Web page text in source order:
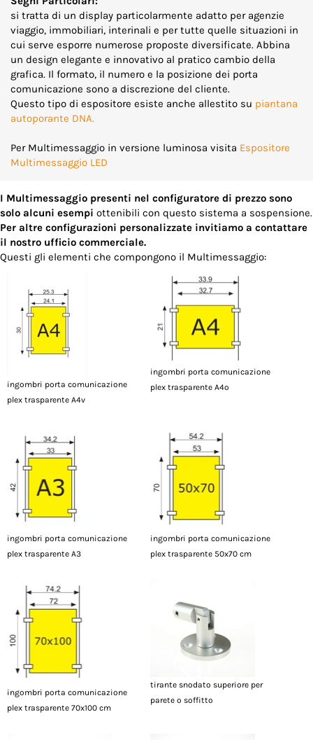
si tratta di un display particolarmente adatto per agenzie
viaggio, immobiliari, interinali e per tutte quelle situazioni in
cui serve esporre numerose proposte diversificate. Abbina
un design elegante e innovativo al pratico cambio della
grafica. Il formato, il numero e la posizione dei porta
comunicazione sono a discrezione del cliente.
Questo tipo di espositore esiste anche allestito su piantana
autoporante DNA.
Per Multimessaggio in versione luminosa visita Espositore
Multimessaggio LED
I Multimessaggio presenti nel configuratore di prezzo sono
solo alcuni esempi ottenibili con questo sistema a sospensione.
Per altre configurazioni personalizzate invitiamo a contattare
il nostro ufficio commerciale.
Questi gli elementi che compongono il Multimessaggio:
ingombri porta comunicazione
plex trasparente A4v
ingombri porta comunicazione
plex trasparente A4o
ingombri porta comunicazione
plex trasparente A3
ingombri porta comunicazione
plex trasparente 50x70 cm
ingombri porta comunicazione
plex trasparente 70x100 cm
tirante snodato superiore per
parete o soffitto